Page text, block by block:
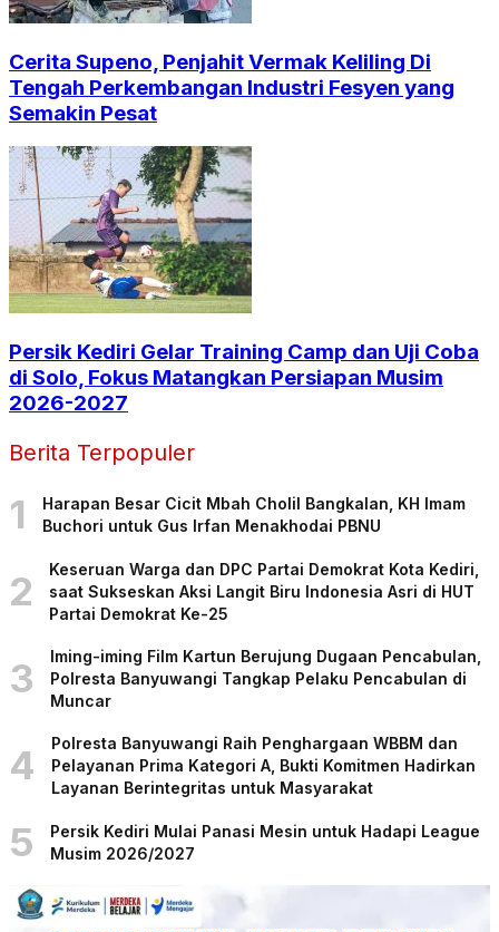
Cerita Supeno, Penjahit Vermak Keliling Di
Tengah Perkembangan Industri Fesyen yang
Semakin Pesat
Persik Kediri Gelar Training Camp dan Uji Coba
di Solo, Fokus Matangkan Persiapan Musim
2026-2027
Berita Terpopuler
1
Harapan Besar Cicit Mbah Cholil Bangkalan, KH Imam
Buchori untuk Gus Irfan Menakhodai PBNU
2
Keseruan Warga dan DPC Partai Demokrat Kota Kediri,
saat Sukseskan Aksi Langit Biru Indonesia Asri di HUT
Partai Demokrat Ke-25
3
Iming-iming Film Kartun Berujung Dugaan Pencabulan,
Polresta Banyuwangi Tangkap Pelaku Pencabulan di
Muncar
4
Polresta Banyuwangi Raih Penghargaan WBBM dan
Pelayanan Prima Kategori A, Bukti Komitmen Hadirkan
Layanan Berintegritas untuk Masyarakat
5
Persik Kediri Mulai Panasi Mesin untuk Hadapi League
Musim 2026/2027